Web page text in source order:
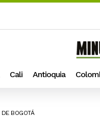
Cali Antioquia
DE BOGOTÁ